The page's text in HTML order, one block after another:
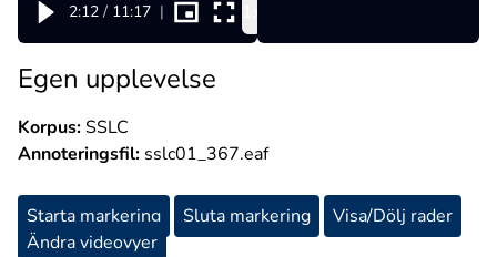
2:12 / 11:17 |
Egen upplevelse
Korpus:SSLC
Annoteringsfil: sslc01_367.eaf
Starta markering Sluta markering
Visa/Dölj rader
Ändra videovyer